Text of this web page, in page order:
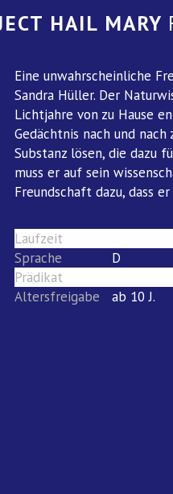
HAIL MARY
Eine unwahrscheinliche
Sandra Hüller. Der
Lichtjahre von zu Hause
Gedächtnis nach und
Substanz lösen, die dazu
muss er auf sein
Freundschaft dazu, dass
Laufzeit
Sprache
D
Prädikat
Altersfreigabe
ab 10 J.